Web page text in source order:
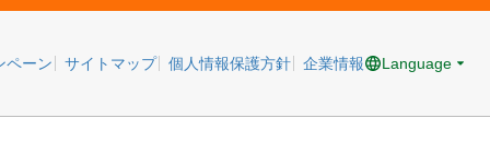
ペーン サイトマップ 個人情報保護方針 企業情報 Language